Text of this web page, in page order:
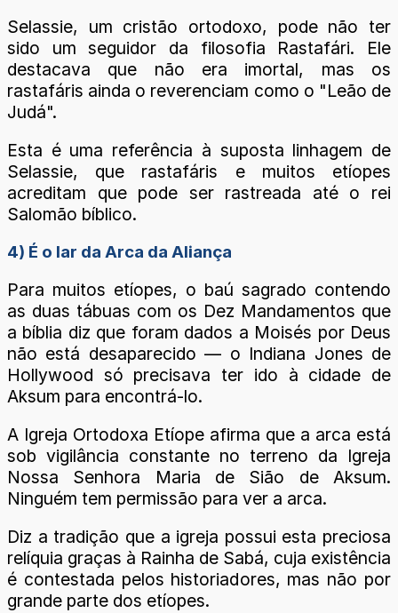
Selassie, um cristão ortodoxo, pode não ter
sido um seguidor da filosofia Rastafári. Ele
destacava que não era imortal, mas os
rastafáris ainda o reverenciam como o "Leão de
Judá".
Esta é uma referência à suposta linhagem de
Selassie, que rastafáris e muitos etíopes
acreditam que pode ser rastreada até o rei
Salomão bíblico.
4) É o lar da Arca da Aliança
Para muitos etíopes, o baú sagrado contendo
as duas tábuas com os Dez Mandamentos que
a bíblia diz que foram dados a Moisés por Deus
não está desaparecido — o Indiana Jones de
Hollywood só precisava ter ido à cidade de
Aksum para encontrá-lo.
A Igreja Ortodoxa Etíope afirma que a arca está
sob vigilância constante no terreno da Igreja
Nossa Senhora Maria de Sião de Aksum.
Ninguém tem permissão para ver a arca.
Diz a tradição que a igreja possui esta preciosa
relíquia graças à Rainha de Sabá, cuja existência
é contestada pelos historiadores, mas não por
grande parte dos etíopes.